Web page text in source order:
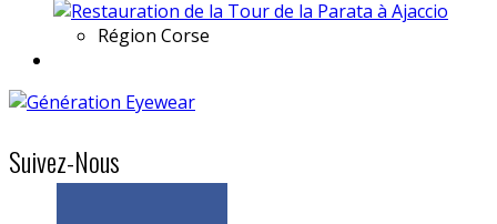
Région Corse
Suivez-Nous